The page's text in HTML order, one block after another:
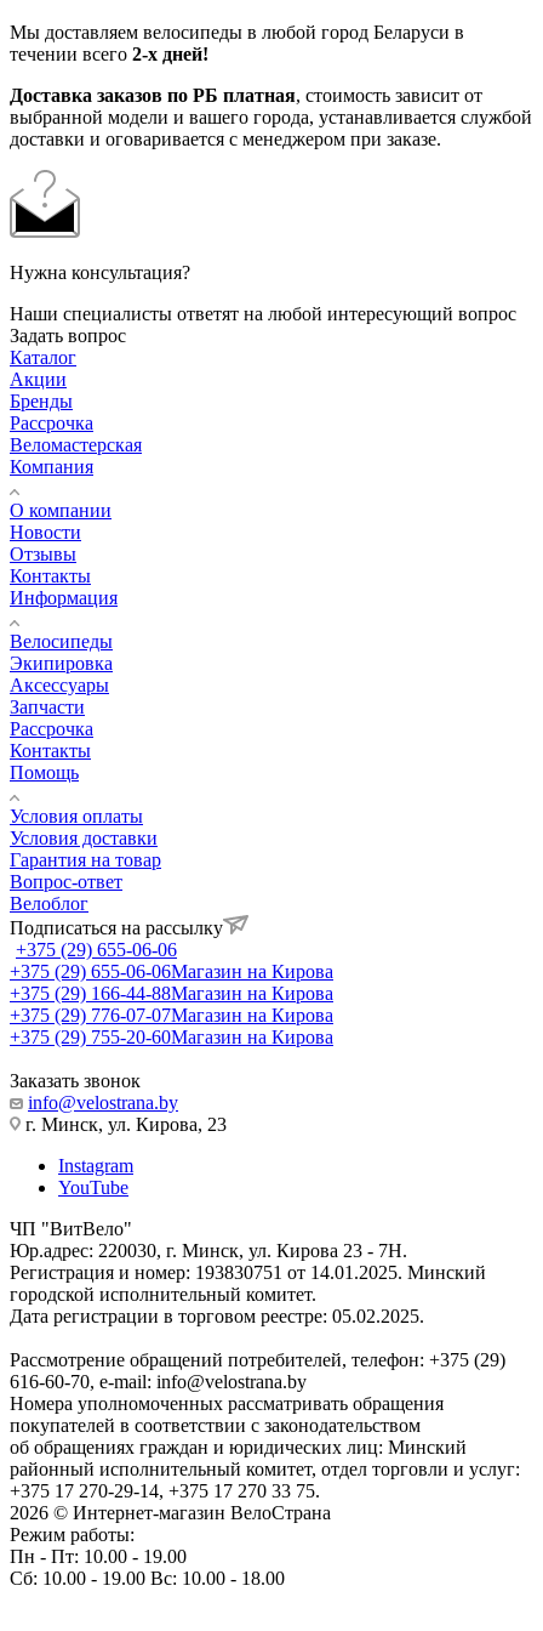
Мы доставляем велосипеды в любой город Беларуси в
течении всего 2-х дней!
Доставка заказов по РБ платная, стоимость зависит от
выбранной модели и вашего города, устанавливается службой
доставки и оговаривается с менеджером при заказе.
Нужна консультация?
Наши специалисты ответят на любой интересующий вопрос
Задать вопрос
Каталог
Акции
Бренды
Рассрочка
Веломастерская
Компания
О компании
Новости
Отзывы
Контакты
Информация
Велосипеды
Экипировка
Аксессуары
Запчасти
Рассрочка
Контакты
Помощь
Условия оплаты
Условия доставки
Гарантия на товар
Вопрос-ответ
Велоблог
Подписаться на рассылку
+375 (29) 655-06-06
+375 (29) 655-06-06Магазин на Кирова
+375 (29) 166-44-88Магазин на Кирова
+375 (29) 776-07-07Магазин на Кирова
+375 (29) 755-20-60Магазин на Кирова
Заказать звонок
info@velostrana.by
г. Минск, ул. Кирова, 23
Instagram
YouTube
ЧП "ВитВело"
Юр.адрес: 220030, г. Минск, ул. Кирова 23 - 7Н.
Регистрация и номер: 193830751 от 14.01.2025. Минский
городской исполнительный комитет.
Дата регистрации в торговом реестре: 05.02.2025.
Рассмотрение обращений потребителей, телефон: +375 (29)
616-60-70, e-mail: info@velostrana.by
Номера уполномоченных рассматривать обращения
покупателей в соответствии с законодательством
об обращениях граждан и юридических лиц: Минский
районный исполнительный комитет, отдел торговли и услуг:
+375 17 270-29-14, +375 17 270 33 75.
2026 © Интернет-магазин ВелоСтрана
Режим работы:
Пн - Пт: 10.00 - 19.00
Сб: 10.00 - 19.00 Вс: 10.00 - 18.00